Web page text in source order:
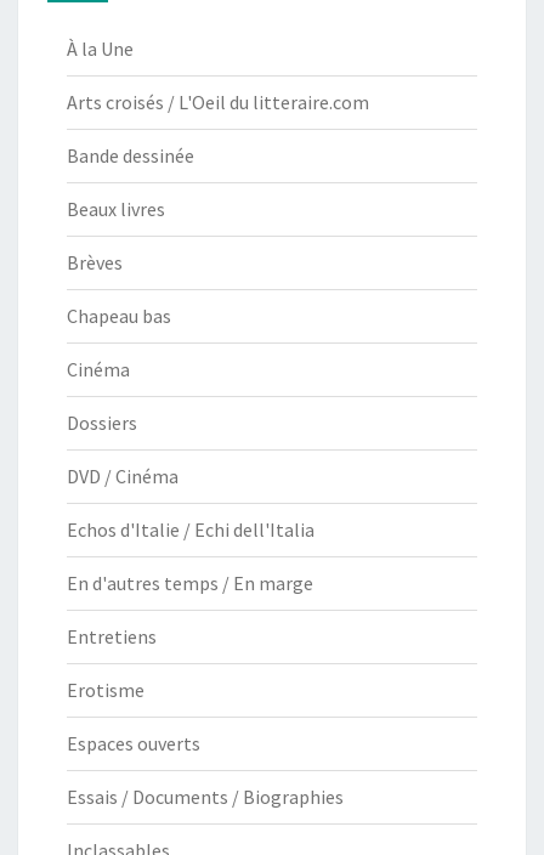
À la Une
Arts croisés / L'Oeil du litteraire.com
Bande dessinée
Beaux livres
Brèves
Chapeau bas
Cinéma
Dossiers
DVD / Cinéma
Echos d'Italie / Echi dell'Italia
En d'autres temps / En marge
Entretiens
Erotisme
Espaces ouverts
Essais / Documents / Biographies
Inclassables